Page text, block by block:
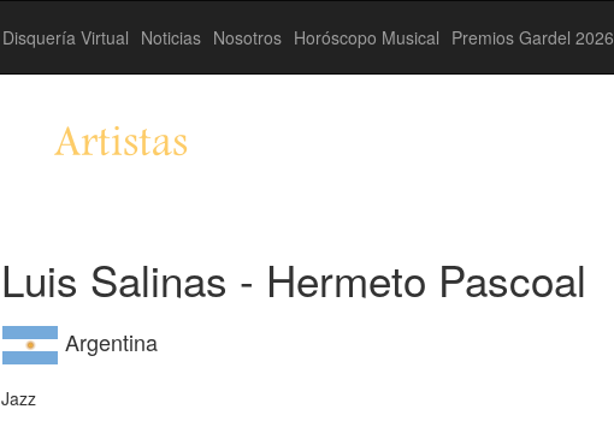
Disquería Virtual Noticias Nosotros Horóscopo Musical Premios Gardel 2026
Artistas
Luis Salinas - Hermeto Pascoal
Argentina
Jazz